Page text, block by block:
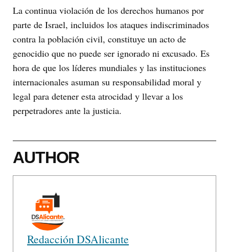
La continua violación de los derechos humanos por
parte de Israel, incluidos los ataques indiscriminados
contra la población civil, constituye un acto de
genocidio que no puede ser ignorado ni excusado. Es
hora de que los líderes mundiales y las instituciones
internacionales asuman su responsabilidad moral y
legal para detener esta atrocidad y llevar a los
perpetradores ante la justicia.
AUTHOR
Redacción DSAlicante